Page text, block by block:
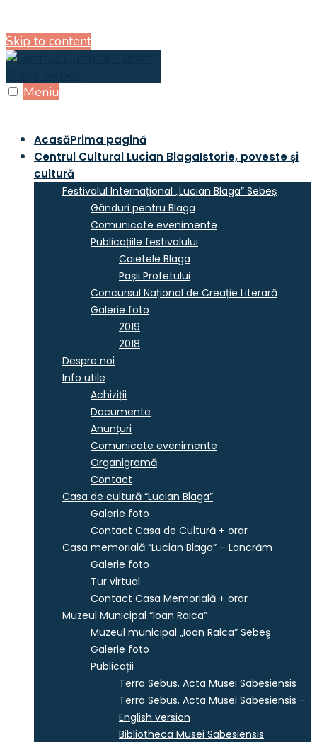
Skip to content
Meniu
AcasăPrima pagină
Centrul Cultural Lucian BlagaIstorie, poveste și
cultură
Festivalul Internațional „Lucian Blaga” Sebeș
Gânduri pentru Blaga
Comunicate evenimente
Publicațiile festivalului
Caietele Blaga
Pașii Profetului
Concursul Național de Creație Literară
Galerie foto
2019
2018
Despre noi
Info utile
Achiziții
Documente
Anunțuri
Comunicate evenimente
Organigramă
Contact
Casa de cultură “Lucian Blaga”
Galerie foto
Contact Casa de Cultură + orar
Casa memorială “Lucian Blaga” – Lancrăm
Galerie foto
Tur virtual
Contact Casa Memorială + orar
Muzeul Municipal “Ioan Raica”
Muzeul municipal „Ioan Raica” Sebeş
Galerie foto
Publicații
Terra Sebus. Acta Musei Sabesiensis
Terra Sebus. Acta Musei Sabesiensis –
English version
Bibliotheca Musei Sabesiensis